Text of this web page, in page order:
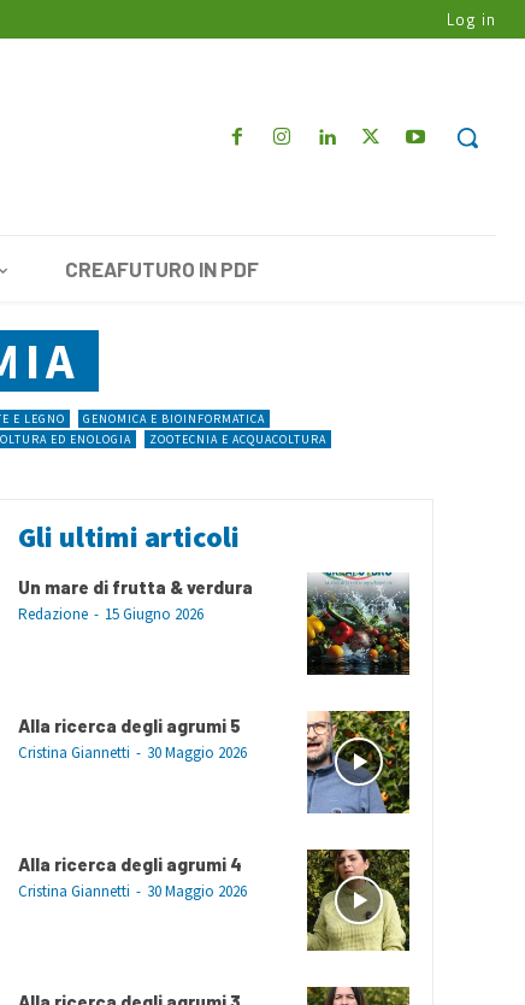
Log in
CREAFUTURO IN PDF
E LEGNO
GENOMICA E BIOINFORMATICA
ED ENOLOGIA ZOOTECNIA E ACQUACOLTURA
Gli ultimi articoli
Un mare di frutta & verdura
Redazione - 15 Giugno 2026
Alla ricerca degli agrumi 5
Cristina Giannetti - 30 Maggio 2026
Alla ricerca degli agrumi 4
Cristina Giannetti - 30 Maggio 2026